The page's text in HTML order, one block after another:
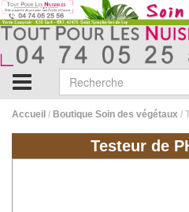
Accueil / Boutique Soin des végétaux /
Testeur de